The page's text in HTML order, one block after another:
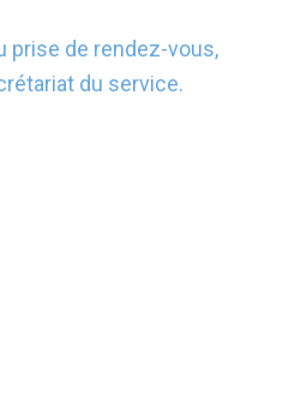
prise de rendez-vous,
du service.